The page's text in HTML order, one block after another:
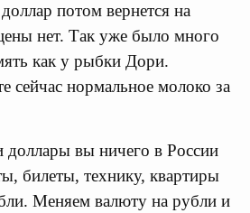
потом вернется на
нет. Так уже было много
как у рыбки Дори.
сейчас нормальное молоко за
доллары вы ничего в России
билеты, технику, квартиры
Меняем валюту на рубли и